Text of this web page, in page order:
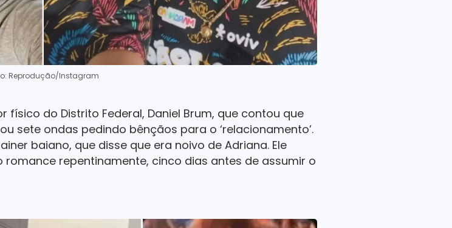
Reprodução/Instagram
do Distrito Federal, Daniel Brum, que contou que
sete ondas pedindo bênçãos para o ‘relacionamento’.
baiano, que disse que era noivo de Adriana. Ele
romance repentinamente, cinco dias antes de assumir o